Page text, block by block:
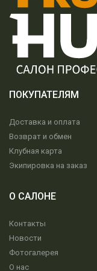
ПОКУПАТЕЛЯМ
Доставка и оплата
Возврат и обмен
Клубная карта
Экипировка на заказ
О САЛОНЕ
Контакты
Новости
Фотогалерея
О нас